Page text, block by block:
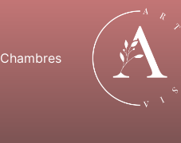
Chambres